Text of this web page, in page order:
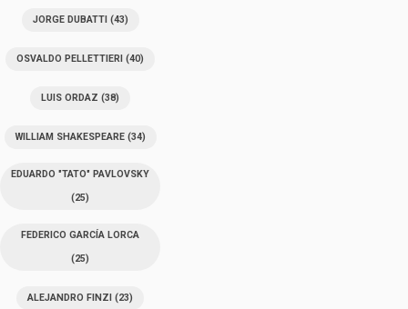
JORGE DUBATTI(43)
OSVALDO PELLETTIERI (40)
LUIS ORDAZ (38)
WILLIAM SHAKESPEARE(34)
EDUARDO "TATO" PAVLOVSKY
(25)
FEDERICO GARCÍA LORCA
(25)
ALEJANDRO FINZI (23)